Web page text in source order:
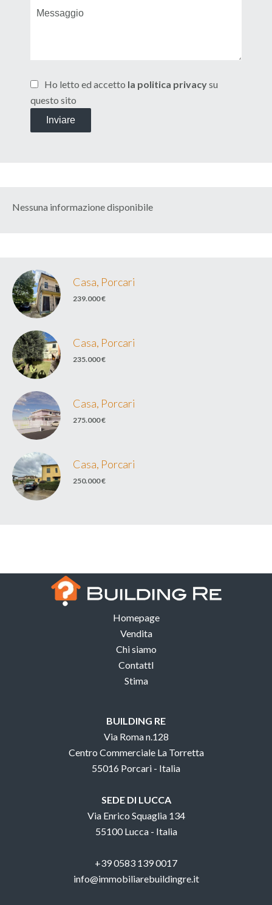
Ho letto ed accetto la politica privacysu
questo sito
Inviare
Nessuna informazione disponibile
Casa, Porcari
239.000 €
Casa, Porcari
235.000 €
Casa, Porcari
275.000 €
Casa, Porcari
250.000 €
Homepage
Vendita
Chi siamo
ContattI
Stima
BUILDING RE
Via Roma n.128
Centro Commerciale La Torretta
55016 Porcari - Italia
SEDE DI LUCCA
Via Enrico Squaglia 134
55100 Lucca - Italia
+39 0583 139 0017
info@immobiliarebuildingre.it